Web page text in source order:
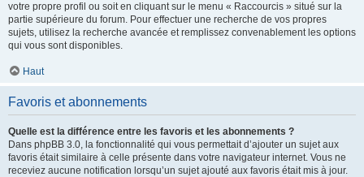
votre propre profil ou soit en cliquant sur le menu « Raccourcis » situé sur la
partie supérieure du forum. Pour effectuer une recherche de vos propres
sujets, utilisez la recherche avancée et remplissez convenablement les options
qui vous sont disponibles.
Haut
Favoris et abonnements
Quelle est la différence entre les favoris et les abonnements ?
Dans phpBB 3.0, la fonctionnalité qui vous permettait d’ajouter un sujet aux
favoris était similaire à celle présente dans votre navigateur internet. Vous ne
receviez aucune notification lorsqu’un sujet ajouté aux favoris était mis à jour.